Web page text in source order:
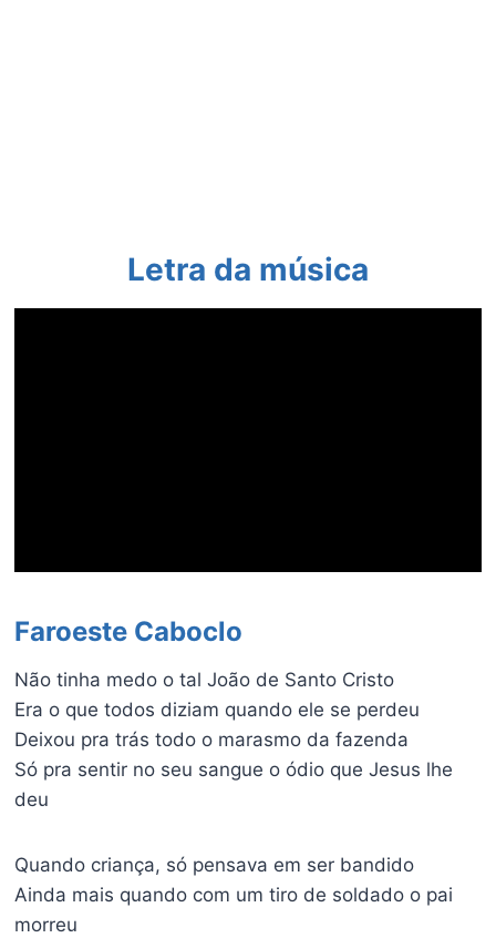
Letra da música
Faroeste Caboclo
Não tinha medo o tal João de Santo Cristo
Era o que todos diziam quando ele se perdeu
Deixou pra trás todo o marasmo da fazenda
Só pra sentir no seu sangue o ódio que Jesus lhe
deu
Quando criança, só pensava em ser bandido
Ainda mais quando com um tiro de soldado o pai
morreu